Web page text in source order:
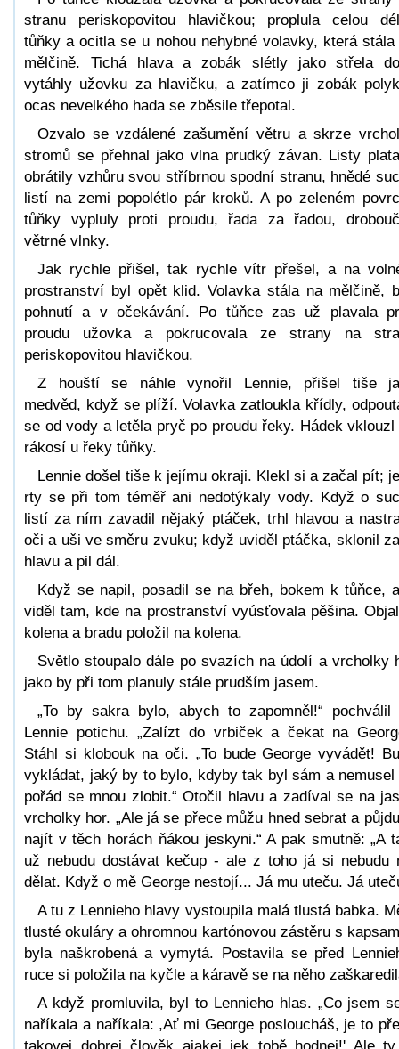
stranu periskopovitou hlavičkou; proplula celou
tůňky a ocitla se u nohou nehybné volavky, která stála
mělčině. Tichá hlava a zobák slétly jako střela
vytáhly užovku za hlavičku, a zatímco ji zobák
ocas nevelkého hada se zběsile třepotal.
Ozvalo se vzdálené zašumění větru a skrze
stromů se přehnal jako vlna prudký závan. Listy
obrátily vzhůru svou stříbrnou spodní stranu, hnědé
listí na zemi popolétlo pár kroků. A po zeleném
tůňky vypluly proti proudu, řada za řadou,
větrné vlnky.
Jak rychle přišel, tak rychle vítr přešel, a na
prostranství byl opět klid. Volavka stála na mělčině,
pohnutí a v očekávání. Po tůňce zas už plavala
proudu užovka a pokrucovala ze strany na
periskopovitou hlavičkou.
Z houští se náhle vynořil Lennie, přišel tiše
medvěd, když se plíží. Volavka zatloukla křídly,
se od vody a letěla pryč po proudu řeky. Hádek vklouzl
rákosí u řeky tůňky.
Lennie došel tiše k jejímu okraji. Klekl si a začal pít;
rty se při tom téměř ani nedotýkaly vody. Když o
listí za ním zavadil nějaký ptáček, trhl hlavou a
oči a uši ve směru zvuku; když uviděl ptáčka, sklonil
hlavu a pil dál.
Když se napil, posadil se na břeh, bokem k tůňce,
viděl tam, kde na prostranství vyúsťovala pěšina.
kolena a bradu položil na kolena.
Světlo stoupalo dále po svazích na údolí a vrcholky
jako by při tom planuly stále prudším jasem.
„To by sakra bylo, abych to zapomněl!“ pochválil
Lennie potichu. „Zalízt do vrbiček a čekat na
Stáhl si klobouk na oči. „To bude George vyvádět!
vykládat, jaký by to bylo, kdyby tak byl sám a nemusel
pořád se mnou zlobit.“ Otočil hlavu a zadíval se na
vrcholky hor. „Ale já se přece můžu hned sebrat a
najít v těch horách ňákou jeskyni.“ A pak smutně: „A
už nebudu dostávat kečup - ale z toho já si nebudu
dělat. Když o mě George nestojí... Já mu uteču. Já
A tu z Lennieho hlavy vystoupila malá tlustá babka.
tlusté okuláry a ohromnou kartónovou zástěru s
byla naškrobená a vymytá. Postavila se před
ruce si položila na kyčle a káravě se na něho
A když promluvila, byl to Lennieho hlas. „Co jsem
naříkala a naříkala: ,Ať mi George posloucháš, je to
takovej dobrej člověk ajakej jek tobě hodnej!' Ale